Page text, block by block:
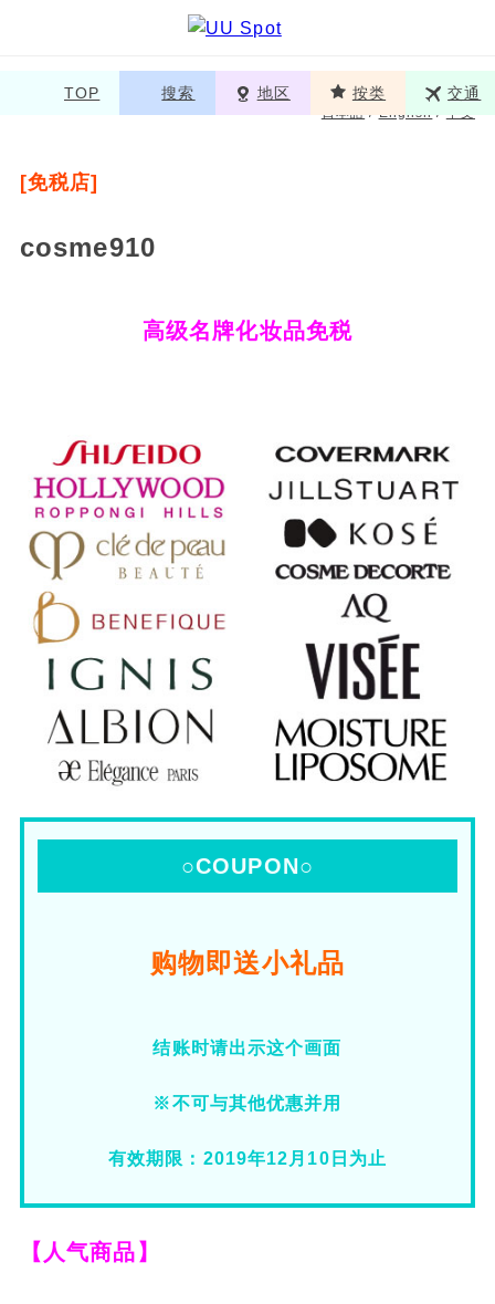
TOP 搜索 地区 按类 交通
日本語/English/中文
[免税店]
cosme910
高级名牌化妆品免税
○COUPON○
购物即送小礼品
结账时请出示这个画面
※不可与其他优惠并用
有效期限：2019年12月10日为止
【人气商品】